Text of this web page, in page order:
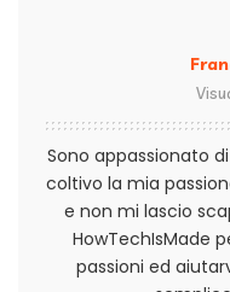
Sono appassionato
coltivo la mia
e non mi lascio
HowTechIsMade
passioni ed